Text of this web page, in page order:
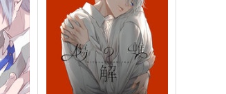
と
ハンドミキサー
1,100円（税込）
山姥切国広×山姥切長義